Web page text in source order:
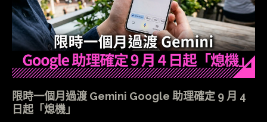
限時一個月過渡 Gemini Google 助理確定 9 月 4
日起「熄機」